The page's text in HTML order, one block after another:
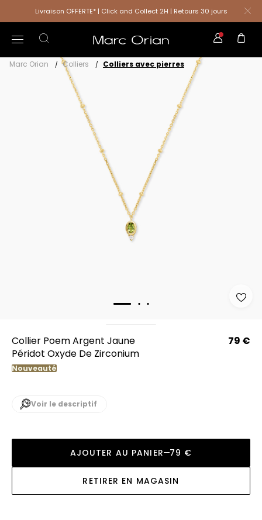
Livraison OFFERTE* | Click and Collect 2H | Retours 30 jours
Marc Orian Colliers Colliers avec pierres
Collier Poem Argent Jaune
Péridot Oxyde De Zirconium
79 €
Nouveauté
Voir le descriptif
AJOUTER AU PANIER 79 €
RETIRER EN MAGASIN